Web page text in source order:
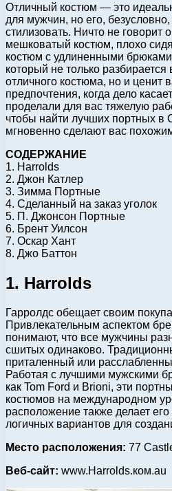
Отличный костюм — это
для мужчин, но его,
стилизовать. Ничто не говорит
мешковатый костюм, плохо
костюм с удлиненными
который не только разбирается
отличного костюма, но и ценит
предпочтения, когда дело
проделали для вас тяжелую
чтобы найти лучших портных в
мгновенно сделают вас
СОДЕРЖАНИЕ
1. Harrolds
2. Джон Катлер
3. Зимма Портные
4. Сделанный на заказ уголок
5. П. Джонсон Портные
6. Брент Уилсон
7. Оскар Хант
8. Джо Баттон
1. Harrolds
Гарролдс обещает своим
Привлекательным аспектом
понимают, что все мужчины
сшитых одинаково.
приталенный или
Работая с лучшими мужскими
как Tom Ford и Brioni, эти
костюмов на международном
расположение также делает
логичных вариантов для
Место расположения: 77
Веб-сайт: www.Harrolds.ком.au